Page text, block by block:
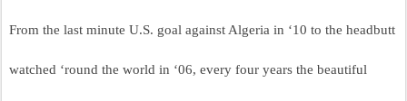
From the last minute U.S. goal against Algeria in ‘10 to the headbutt
watched ‘round the world in ‘06, every four years the beautiful